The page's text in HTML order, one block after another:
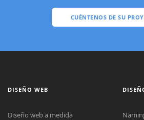
CUÉNTENOS DE SU
DISEÑO WEB
Diseño web a medida